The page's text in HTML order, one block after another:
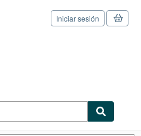
Iniciar sesión